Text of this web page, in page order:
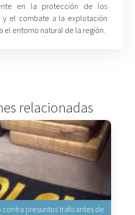
en la protección de los
y el combate a la explotación
el entorno natural de la región.
relacionadas
contra presuntos traficantes de